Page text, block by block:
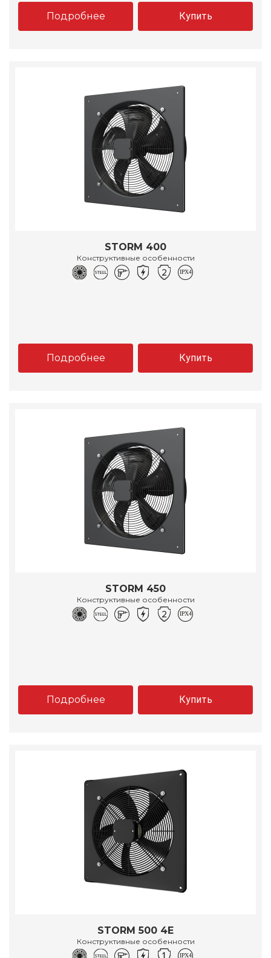
Подробнее Купить
STORM 400
Конструктивные особенности
Подробнее Купить
STORM 450
Конструктивные особенности
Подробнее Купить
STORM 500 4E
Конструктивные особенности